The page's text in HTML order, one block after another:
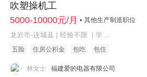
吹塑操机工
5000-10000元/月 • 其他生产制造职位
五险 住房公积金 包吃 包住
林女士 福建爱的电器有限公司